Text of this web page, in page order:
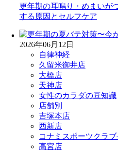
更年期の耳鳴り・めまいが
する原因とセルフケア
2026年06月12日
自律神経
久留米御井店
大橋店
天神店
女性のカラダの豆知識
店舗別
吉塚本店
西新店
コナミスポーツクラ
高宮店